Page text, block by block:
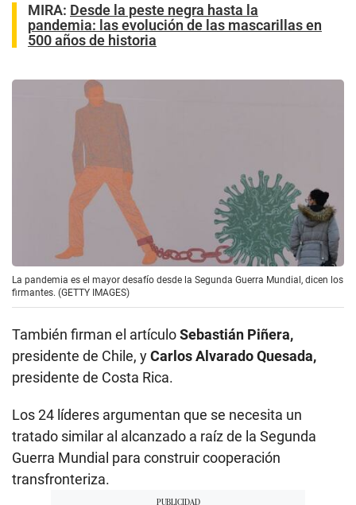
MIRA: Desde la peste negra hasta la
pandemia: las evolución de las mascarillas en
500 años de historia
La pandemia es el mayor desafío desde la Segunda Guerra Mundial, dicen los
firmantes. (GETTY IMAGES)
También firman el artículoSebastián Piñera,
presidente de Chile, yCarlos Alvarado Quesada,
presidente de Costa Rica.
Los 24 líderes argumentan que se necesita un
tratado similar al alcanzado a raíz de la Segunda
Guerra Mundial para construir cooperación
transfronteriza.